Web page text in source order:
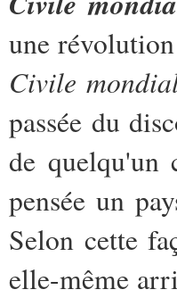
une
Civile
passée du
de quelqu'un
pensée un
Selon cette
elle-même